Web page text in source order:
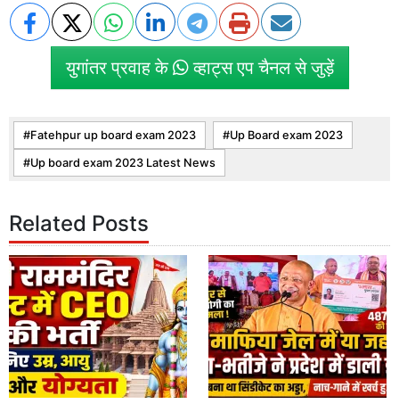
युगांतर प्रवाह के व्हाट्स एप चैनल से जुड़ें
Fatehpur up board exam 2023 Up Board exam 2023
Up board exam 2023 Latest News
Related Posts